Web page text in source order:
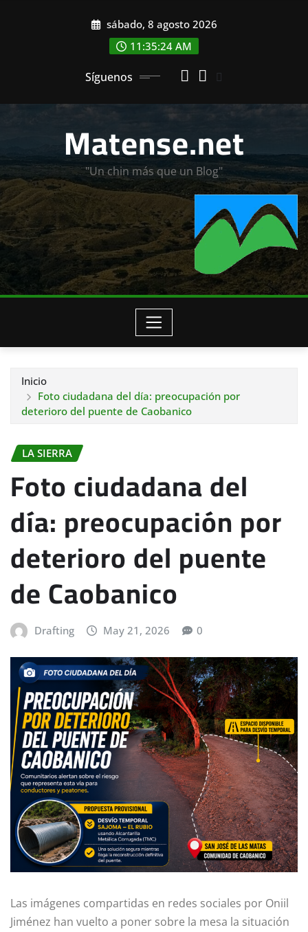
sábado, 8 agosto 2026
11:35:26 AM
Síguenos
Matense.net
"Un chin más que un Blog"
Inicio
Foto ciudadana del día: preocupación por
deterioro del puente de Caobanico
LA SIERRA
Foto ciudadana del
día: preocupación por
deterioro del puente
de Caobanico
Drafting May 21, 2026 0
Las imágenes compartidas en redes sociales por Oniil
Jiménez han vuelto a poner sobre la mesa la situación